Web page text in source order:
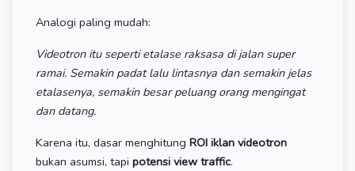
Analogi paling mudah:
Videotron itu seperti etalase raksasa di jalan super
ramai. Semakin padat lalu lintasnya dan semakin jelas
etalasenya, semakin besar peluang orang mengingat
dan datang.
Karena itu, dasar menghitung ROI iklan videotron
bukan asumsi, tapi potensi view traffic.